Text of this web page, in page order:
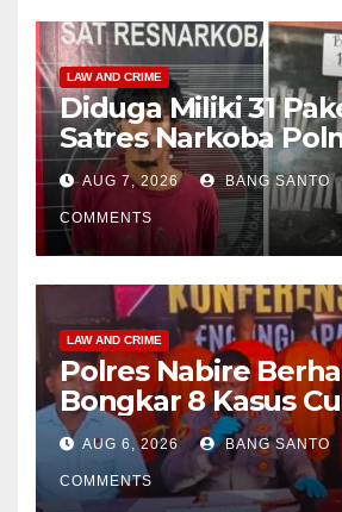
LAW AND CRIME
Diduga Miliki 31
Satres Narkoba
Amankan Pria di
AUG 7, 2026 BANG SANTO
COMMENTS
LAW AND CRIME
Polres Nabire
Bongkar 8 Kasus
Pelaku Ditangkap,
Kembali
AUG 6, 2026 BANG SANTO
COMMENTS